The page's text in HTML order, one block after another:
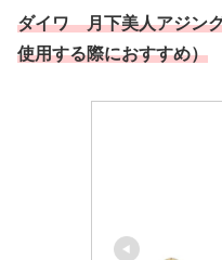
ダイワ 月下美人アジン
使用する際におすすめ）